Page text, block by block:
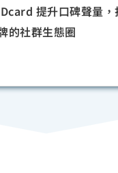
提升口碑聲量，
的社群生態圈